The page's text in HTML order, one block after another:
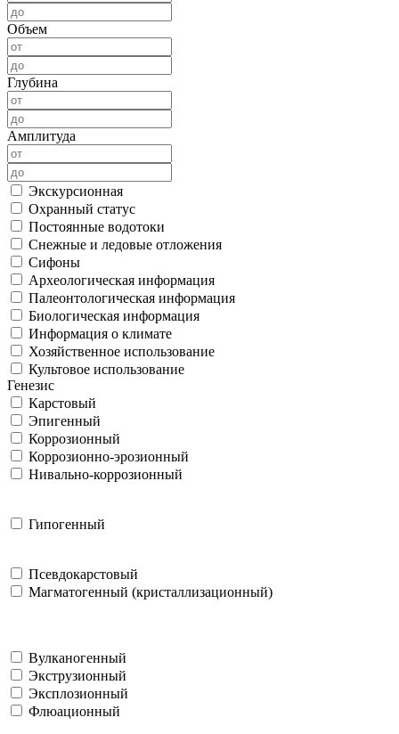
Объем
Глубина
Амплитуда
Экскурсионная
Охранный статус
Постоянные водотоки
Снежные и ледовые отложения
Сифоны
Археологическая информация
Палеонтологическая информация
Биологическая информация
Информация о климате
Хозяйственное использование
Культовое использование
Генезис
Карстовый
Эпигенный
Коррозионный
Коррозионно-эрозионный
Нивально-коррозионный
Гипогенный
Псевдокарстовый
Магматогенный (кристаллизационный)
Вулканогенный
Экструзионный
Эксплозионный
Флюационный